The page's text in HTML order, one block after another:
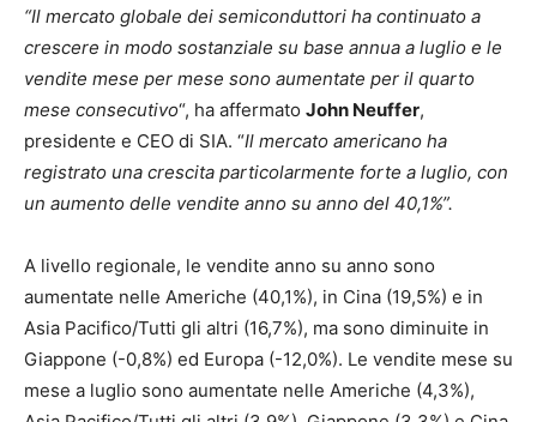
“Il mercato globale dei semiconduttori ha continuato a
crescere in modo sostanziale su base annua a luglio e le
vendite mese per mese sono aumentate per il quarto
mese consecutivo“, ha affermato John Neuffer,
presidente e CEO di SIA. “Il mercato americano ha
registrato una crescita particolarmente forte a luglio, con
un aumento delle vendite anno su anno del 40,1%”.
A livello regionale, le vendite anno su anno sono
aumentate nelle Americhe (40,1%), in Cina (19,5%) e in
Asia Pacifico/Tutti gli altri (16,7%), ma sono diminuite in
Giappone (-0,8%) ed Europa (-12,0%). Le vendite mese su
mese a luglio sono aumentate nelle Americhe (4,3%),